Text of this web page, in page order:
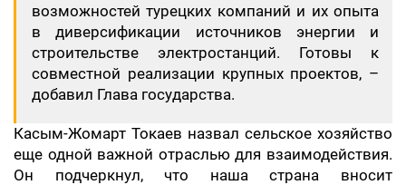
возможностей турецких компаний и их опыта
в диверсификации источников энергии и
строительстве электростанций. Готовы к
совместной реализации крупных проектов, –
добавил Глава государства.
Касым-Жомарт Токаев назвал сельское хозяйство
еще одной важной отраслью для взаимодействия.
Он подчеркнул, что наша страна вносит